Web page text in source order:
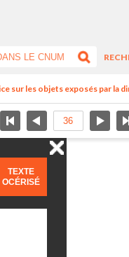
sur les objets exposés par la
TEXTE
OCÉRISÉ